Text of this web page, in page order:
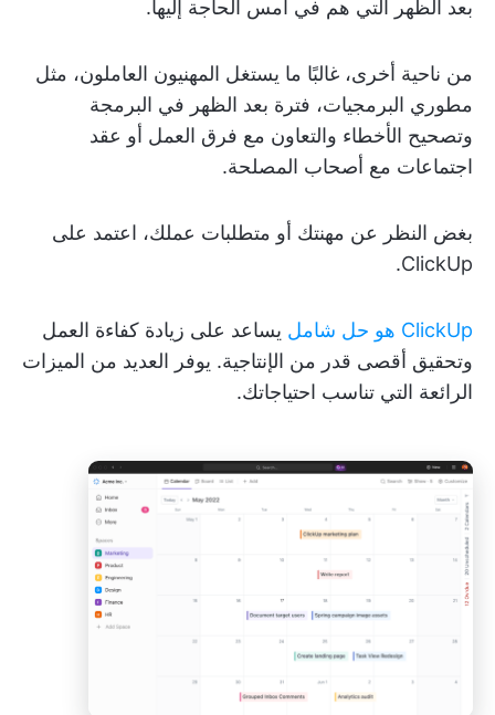
بعد الظهر التي هم في أمس الحاجة إليها.
من ناحية أخرى، غالبًا ما يستغل المهنيون العاملون، مثل
مطوري البرمجيات، فترة بعد الظهر في البرمجة
وتصحيح الأخطاء والتعاون مع فرق العمل أو عقد
اجتماعات مع أصحاب المصلحة.
بغض النظر عن مهنتك أو متطلبات عملك، اعتمد على
ClickUp.
ClickUp هو حل شامل
يساعد على زيادة كفاءة العمل
وتحقيق أقصى قدر من الإنتاجية. يوفر العديد من الميزات
الرائعة التي تناسب احتياجاتك.